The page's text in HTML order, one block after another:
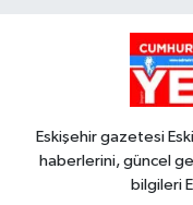
Eskişehir gazetesi
haberlerini, güncel
bilgileri